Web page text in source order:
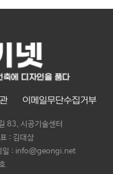
이메일무단수집거부
83, 시공기술센터
: 김대삼
일 : info@geongi.net